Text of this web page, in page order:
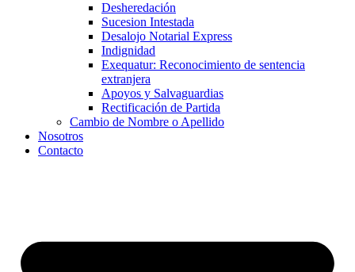
Desheredación
Sucesion Intestada
Desalojo Notarial Express
Indignidad
Exequatur: Reconocimiento de sentencia
extranjera
Apoyos y Salvaguardias
Rectificación de Partida
Cambio de Nombre o Apellido
Nosotros
Contacto